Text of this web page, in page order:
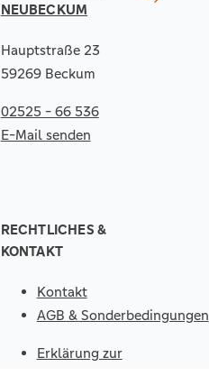
NEUBECKUM
Hauptstraße 23
59269 Beckum
02525 - 66 536
E-Mail senden
RECHTLICHES &
KONTAKT
Kontakt
AGB & Sonderbedingungen
Erklärung zur